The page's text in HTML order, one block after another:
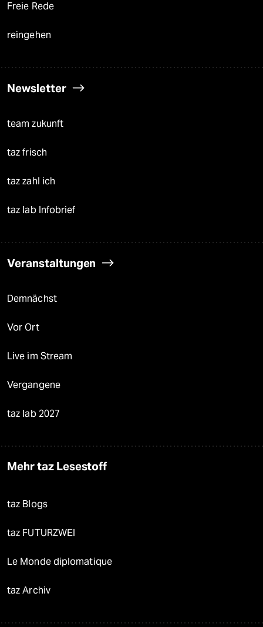
Freie Rede
reingehen
Newsletter
team zukunft
taz frisch
taz zahl ich
taz lab Infobrief
Veranstaltungen
Demnächst
Vor Ort
Live im Stream
Vergangene
taz lab 2027
Mehr taz Lesestoff
taz Blogs
taz FUTURZWEI
Le Monde diplomatique
taz Archiv